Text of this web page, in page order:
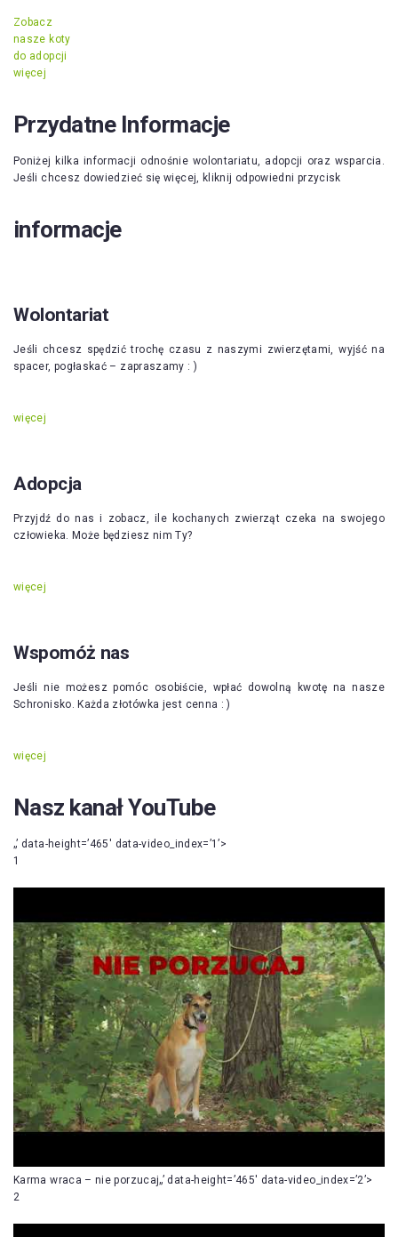
Zobacz
nasze koty
do adopcji
więcej
Przydatne Informacje
Poniżej kilka informacji odnośnie wolontariatu, adopcji oraz wsparcia.
Jeśli chcesz dowiedzieć się więcej, kliknij odpowiedni przycisk
informacje
Wolontariat
Jeśli chcesz spędzić trochę czasu z naszymi zwierzętami, wyjść na
spacer, pogłaskać – zapraszamy : )
więcej
Adopcja
Przyjdź do nas i zobacz, ile kochanych zwierząt czeka na swojego
człowieka. Może będziesz nim Ty?
więcej
Wspomóż nas
Jeśli nie możesz pomóc osobiście, wpłać dowolną kwotę na nasze
Schronisko. Każda złotówka jest cenna : )
więcej
Nasz kanał YouTube
„’ data-height=’465′ data-video_index=’1’>
1
Karma wraca – nie porzucaj„’ data-height=’465′ data-video_index=’2’>
2